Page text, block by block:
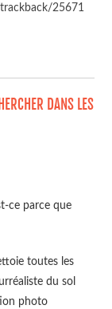
25671
DANS LES
ce parce que
toutes les
du sol
photo